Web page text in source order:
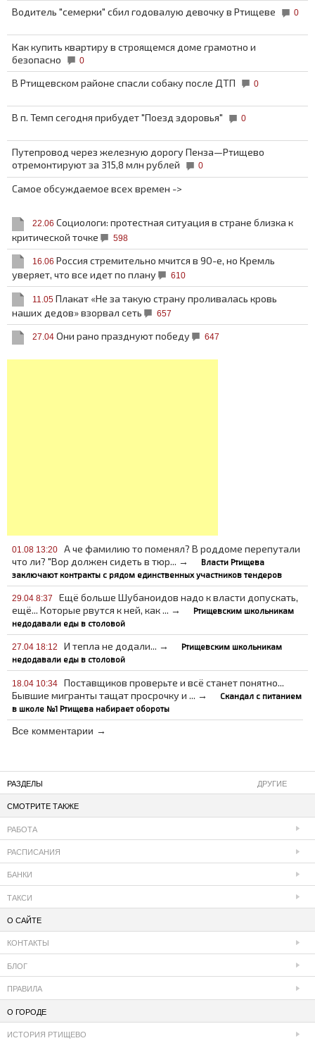
Водитель "семерки" сбил годовалую девочку в Ртищеве 0
Как купить квартиру в строящемся доме грамотно и
безопасно
0
В Ртищевском районе спасли собаку после ДТП 0
В п. Темп сегодня прибудет "Поезд здоровья" 0
Путепровод через железную дорогу Пенза—Ртищево
отремонтируют за 315,8 млн рублей
0
Самое обсуждаемое всех времен ->
22.06 Социологи: протестная ситуация в стране близка к
критической точке
598
16.06 Россия стремительно мчится в 90-е, но Кремль
уверяет, что все идет по плану
610
11.05 Плакат «Не за такую страну проливалась кровь
наших дедов» взорвал сеть
657
27.04 Они рано празднуют победу 647
01.08 13:20
А че фамилию то поменял? В роддоме перепутали
что ли? "Вор должен сидеть в тюр... →
Власти Ртищева
заключают контракты с рядом единственных участников тендеров
29.04 8:37
Ещё больше Шубаноидов надо к власти допускать,
ещё... Которые рвутся к ней, как ... →
Ртищевским школьникам
недодавали еды в столовой
27.04 18:12 И тепла не додали... →
Ртищевским школьникам
недодавали еды в столовой
18.04 10:34
Поставщиков проверьте и всё станет понятно...
Бывшие мигранты тащат просрочку и ... →
Скандал с питанием
в школе №1 Ртищева набирает обороты
Все комментарии →
ДРУГИЕ
РАЗДЕЛЫ
СМОТРИТЕ ТАКЖЕ
РАБОТА
РАСПИСАНИЯ
БАНКИ
ТАКСИ
О САЙТЕ
КОНТАКТЫ
БЛОГ
ПРАВИЛА
О ГОРОДЕ
ИСТОРИЯ РТИЩЕВО